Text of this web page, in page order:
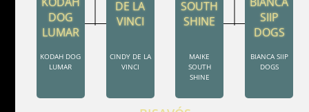
KODAH DOG
LUMAR
CINDY DE LA
VINCI
MAIKE
SOUTH
SHINE
BIANCA SIIP
DOGS